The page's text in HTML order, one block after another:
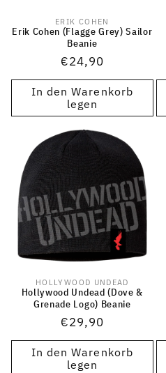
Anbieter:
ERIK COHEN
Erik Cohen (Flagge Grey) Sailor
Beanie
Normaler
Preis
€24,90
In den Warenkorb
legen
Anbieter:
HOLLYWOOD UNDEAD
Hollywood Undead (Dove &
Grenade Logo) Beanie
Normaler
Preis
€29,90
In den Warenkorb
legen